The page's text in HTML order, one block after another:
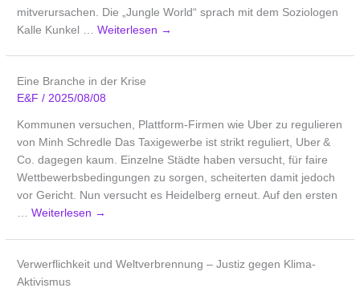
mitverursachen. Die „Jungle World“ sprach mit dem Soziologen
Kalle Kunkel …Weiterlesen →
Eine Branche in der Krise
E&F/ 2025/08/08
Kommunen versuchen, Plattform-Firmen wie Uber zu regulieren
von Minh Schredle Das Taxigewerbe ist strikt reguliert, Uber &
Co. dagegen kaum. Einzelne Städte haben versucht, für faire
Wettbewerbsbedingungen zu sorgen, scheiterten damit jedoch
vor Gericht. Nun versucht es Heidelberg erneut. Auf den ersten
…Weiterlesen →
Verwerflichkeit und Weltverbrennung – Justiz gegen Klima-
Aktivismus